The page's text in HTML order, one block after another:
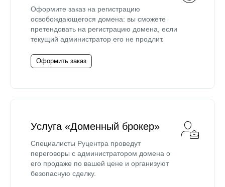
Оформите заказ на регистрацию
освобождающегося домена: вы сможете
претендовать на регистрацию домена, если
текущий администратор его не продлит.
Оформить заказ
Услуга «Доменный брокер»
Специалисты Руцентра проведут
переговоры с администратором домена о
его продаже по вашей цене и организуют
безопасную сделку.